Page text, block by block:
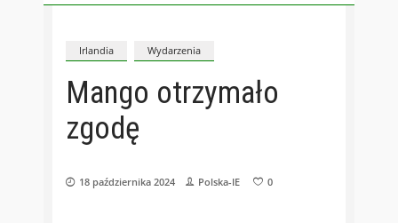
Irlandia Wydarzenia
Mango otrzymało
zgodę
18 października 2024 Polska-IE 0